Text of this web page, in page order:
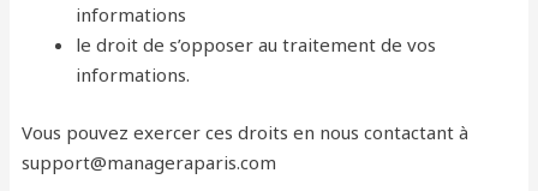
informations
le droit de s’opposer au traitement de vos
informations.
Vous pouvez exercer ces droits en nous contactant à
support@manageraparis.com